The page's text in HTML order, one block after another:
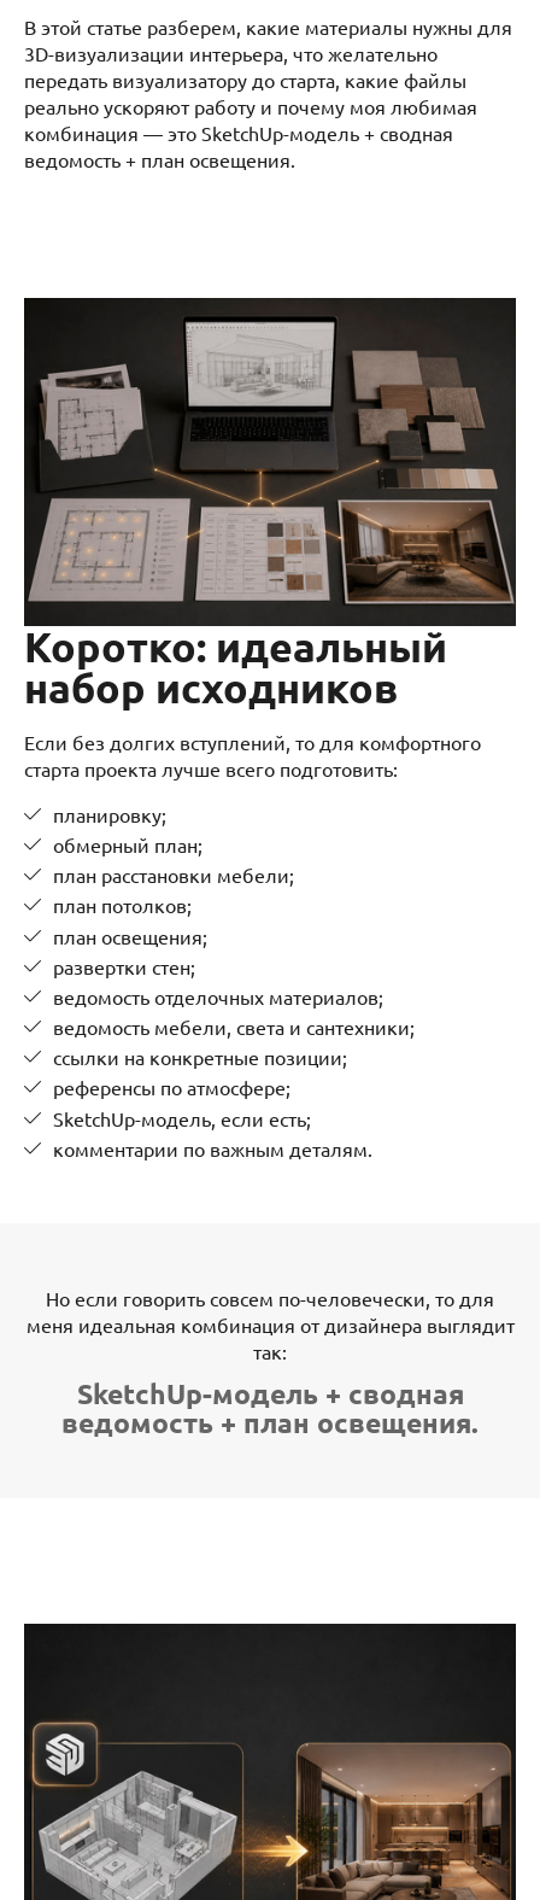
В этой статье разберем, какие материалы нужны для
3D-визуализации интерьера, что желательно
передать визуализатору до старта, какие файлы
реально ускоряют работу и почему моя любимая
комбинация — это SketchUp-модель + сводная
ведомость + план освещения.
Коротко: идеальный
набор исходников
Если без долгих вступлений, то для комфортного
старта проекта лучше всего подготовить:
планировку;
обмерный план;
план расстановки мебели;
план потолков;
план освещения;
развертки стен;
ведомость отделочных материалов;
ведомость мебели, света и сантехники;
ссылки на конкретные позиции;
референсы по атмосфере;
SketchUp-модель, если есть;
комментарии по важным деталям.
Но если говорить совсем по-человечески, то для
меня идеальная комбинация от дизайнера выглядит
так:
SketchUp-модель + сводная
ведомость + план освещения.